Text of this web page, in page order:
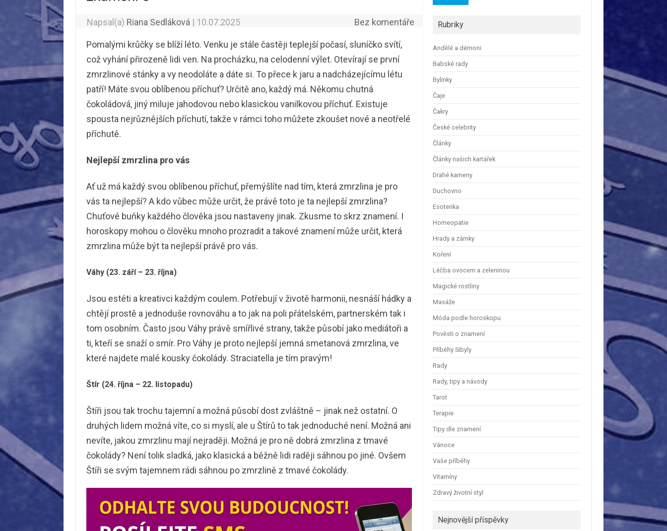
Napsal(a) Riana Sedláková | 10.07.2025 Bez komentáře
Pomalými krůčky se blíží léto. Venku je stále častěji teplejší počasí, sluníčko svítí,
což vyhání přirozeně lidi ven. Na procházku, na celodenní výlet. Otevírají se první
zmrzlinové stánky a vy neodoláte a dáte si. To přece k jaru a nadcházejícímu létu
patří! Máte svou oblíbenou příchuť? Určitě ano, každý má. Někomu chutná
čokoládová, jiný miluje jahodovou nebo klasickou vanilkovou příchuť. Existuje
spousta nejrůznějších příchutí, takže v rámci toho můžete zkoušet nové a neotřelé
příchutě.
Nejlepší zmrzlina pro vás
Ať už má každý svou oblíbenou příchuť, přemýšlíte nad tím, která zmrzlina je pro
vás ta nejlepší? A kdo vůbec může určit, že právě toto je ta nejlepší zmrzlina?
Chuťové buňky každého člověka jsou nastaveny jinak. Zkusme to skrz znamení. I
horoskopy mohou o člověku mnoho prozradit a takové znamení může určit, která
zmrzlina může být ta nejlepší právě pro vás.
Váhy (23. září – 23. října)
Jsou estéti a kreativci každým coulem. Potřebují v životě harmonii, nesnáší hádky a
chtějí prostě a jednoduše rovnováhu a to jak na poli přátelském, partnerském tak i
tom osobním. Často jsou Váhy právě smířlivé strany, takže působí jako mediátoři a
ti, kteří se snaží o smír. Pro Váhy je proto nejlepší jemná smetanová zmrzlina, ve
které najdete malé kousky čokolády. Straciatella je tím pravým!
Štír (24. října – 22. listopadu)
Štíři jsou tak trochu tajemní a možná působí dost zvláštně – jinak než ostatní. O
druhých lidem možná víte, co si myslí, ale u Štírů to tak jednoduché není. Možná ani
nevíte, jakou zmrzlinu mají nejraději. Možná je pro ně dobrá zmrzlina z tmavé
čokolády? Není tolik sladká, jako klasická a běžně lidi raději sáhnou po jiné. Ovšem
Štíři se svým tajemnem rádi sáhnou po zmrzlině z tmavé čokolády.
Rubriky
Andělé a démoni
Babské rady
Bylinky
Čaje
Čakry
České celebrity
Články
Články našich kartářek
Drahé kameny
Duchovno
Esoterika
Homeopatie
Hrady a zámky
Koření
Léčba ovocem a zeleninou
Magické rostliny
Masáže
Móda podle horoskopu
Pověsti o znamení
Příběhy Sibyly
Rady
Rady, tipy a návody
Tarot
Terapie
Tipy dle znamení
Vánoce
Vaše příběhy
Vitamíny
Zdravý životní styl
Nejnovější příspěvky